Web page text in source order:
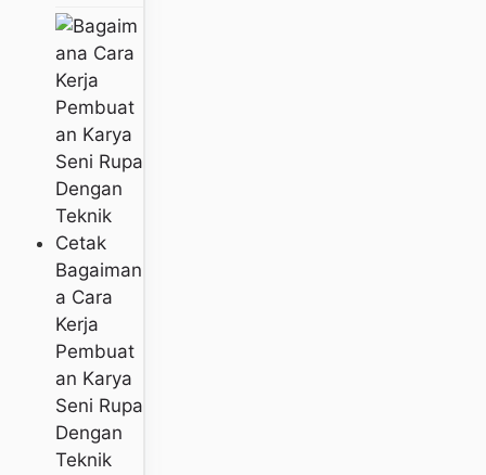
Bagaiman
A Cara
Kerja
Pembuat
An Karya
Seni Rupa
Dengan
Teknik